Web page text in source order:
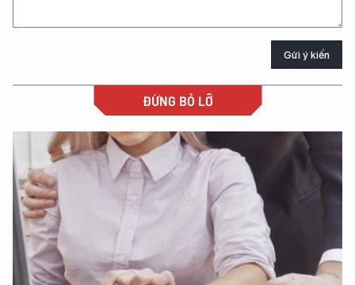
Gửi ý kiến
ĐỪNG BỎ LỠ